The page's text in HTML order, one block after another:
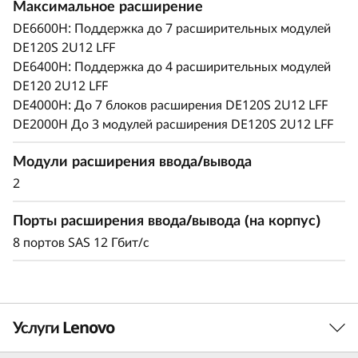
0
S
2
U
2
L
F
Возможность динамического добавления в
системы хранения данных серии DE
различных дисков и корпусов расширения
практически без простоев помогает легко и
быстро реагировать на растущие требования
к емкости.
Максимальное расширение
DE6600H: Поддержка до 7 расширительных модулей
DE120S 2U12 LFF
DE6400H: Поддержка до 4 расширительных модулей
DE120 2U12 LFF
DE4000H: До 7 блоков расширения DE120S 2U12 LFF
DE2000H До 3 модулей расширения DE120S 2U12 LFF
Модули расширения ввода/вывода
2
Порты расширения ввода/вывода (на корпус)
8 портов SAS 12 Гбит/с
Услуги Lenovo